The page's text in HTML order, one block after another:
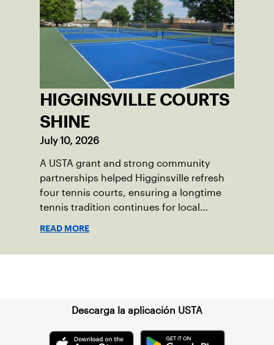
HIGGINSVILLE COURTS
SHINE
July 10, 2026
A USTA grant and strong community
partnerships helped Higginsville refresh
four tennis courts, ensuring a longtime
tennis tradition continues for local
READ MORE
Descarga la aplicación USTA